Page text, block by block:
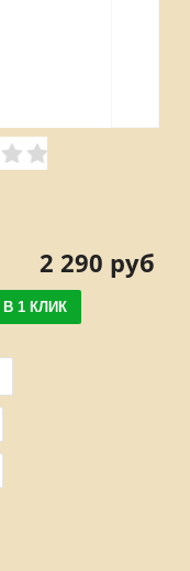
2 290 руб
В 1 КЛИК